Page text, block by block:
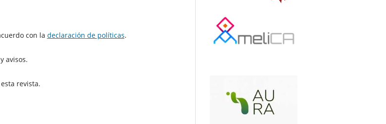
con la declaración de políticas.
avisos.
revista.